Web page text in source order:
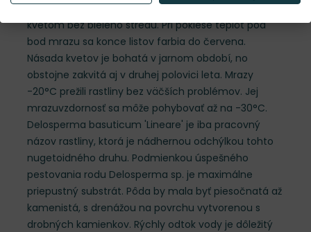
Táto Delosperma sa vyznačuje obrovským žltým
kvetom bez bieleho stredu. Pri poklese teplôt pod
bod mrazu sa konce listov farbia do červena.
Násada kvetov je bohatá v jarnom období, no
obstojne zakvitá aj v druhej polovici leta. Mrazy
-20°C prežili rastliny bez väčších problémov. Jej
mrazuvzdornosť sa môže pohybovať až na -30°C.
Delosperma basuticum 'Lineare' je iba pracovný
názov rastliny, ktorá je nádhernou odchýlkou tohto
nugetoidného druhu. Podmienkou úspešného
pestovania rodu Delosperma sp. je maximálne
priepustný substrát. Pôda by mala byť piesočnatá až
kamenistá, s drenážou na povrchu vytvorenou s
drobných kamienkov. Rýchly odtok vody je dôležitý